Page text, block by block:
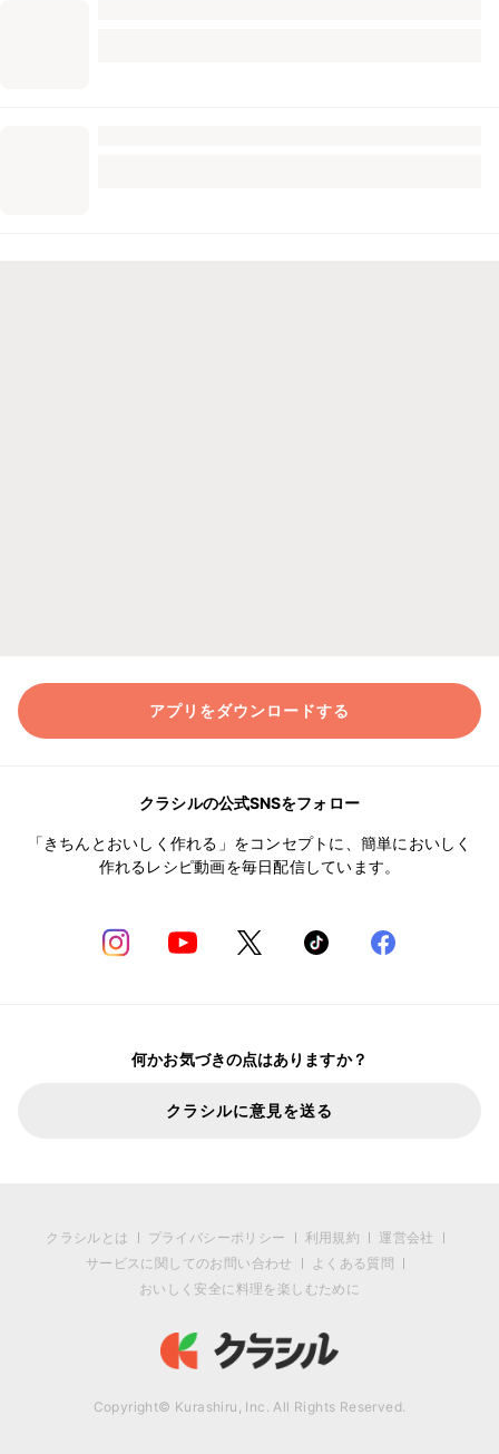
アプリをダウンロードする
クラシルの公式SNSをフォロー
「きちんとおいしく作れる」をコンセプトに、簡単においしく
作れるレシピ動画を毎日配信しています。
何かお気づきの点はありますか？
クラシルに意見を送る
クラシルとは プライバシーポリシー 利用規約
運営会社
サービスに関してのお問い合わせ
よくある質問
おいしく安全に料理を楽しむために
Copyright© Kurashiru, Inc. All Rights Reserved.